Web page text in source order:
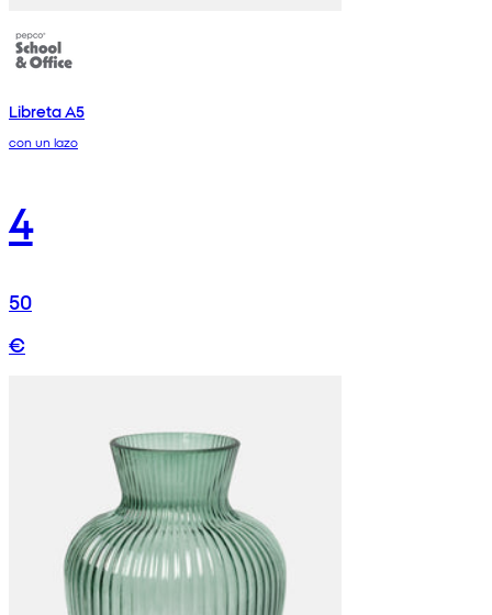
Libreta A5
con un lazo
4
50
€